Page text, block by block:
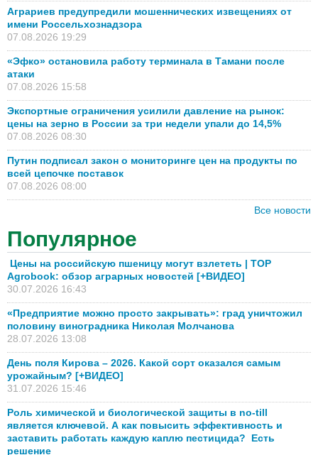
Аграриев предупредили мошеннических извещениях от
имени Россельхознадзора
07.08.2026 19:29
«Эфко» остановила работу терминала в Тамани после
атаки
07.08.2026 15:58
Экспортные ограничения усилили давление на рынок:
цены на зерно в России за три недели упали до 14,5%
07.08.2026 08:30
Путин подписал закон о мониторинге цен на продукты по
всей цепочке поставок
07.08.2026 08:00
Все новости
Популярное
Цены на российскую пшеницу могут взлететь | TOP
Agrobook: обзор аграрных новостей [+ВИДЕО]
30.07.2026 16:43
«Предприятие можно просто закрывать»: град уничтожил
половину виноградника Николая Молчанова
28.07.2026 13:08
День поля Кирова – 2026. Какой сорт оказался самым
урожайным? [+ВИДЕО]
31.07.2026 15:46
Роль химической и биологической защиты в no-till
является ключевой. А как повысить эффективность и
заставить работать каждую каплю пестицида? Есть
решение